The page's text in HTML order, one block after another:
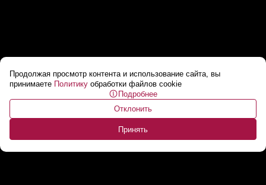
Продолжая просмотр контента и использование сайта, вы
принимаете Политику обработки файлов cookie
Подробнее
Отклонить
Принять
В МИД Германии предложили отменить
принцип единогласия в Евросоюзе...